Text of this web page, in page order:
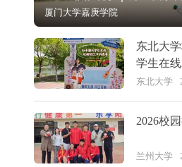
厦门大学嘉庚学院
东北大
学生在
东北大学
2026校
兰州大学